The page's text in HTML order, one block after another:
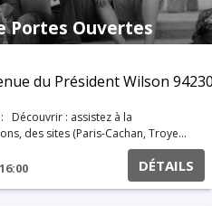
Portes Ouvertes
du Président Wilson
des sites (Paris-Cachan, Troyes,
d’admissions, de la
: rencontrez
(international, stages,
16:00 DÉTAILS